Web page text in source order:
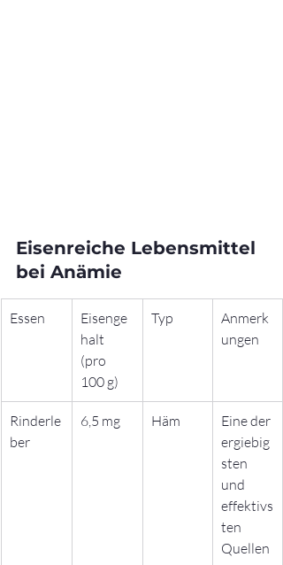
Eisenreiche Lebensmittel
bei Anämie
Essen
Eisenge
halt
(pro
100 g)
Typ
Anmerk
ungen
Rinderle
ber
6,5 mg Häm
Eine der
ergiebig
sten
und
effektivs
ten
Quellen